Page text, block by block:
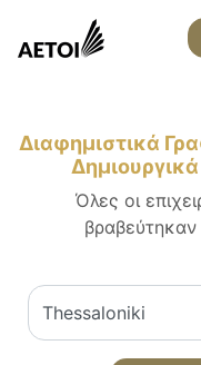
Διαφημιστικά
Όλες οι